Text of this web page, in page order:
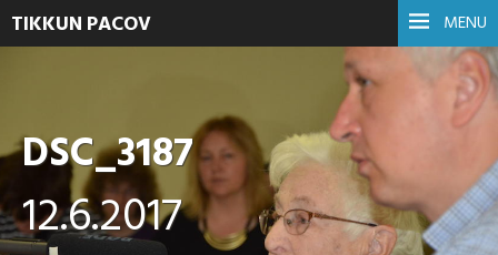
MENU
TIKKUN PACOV
DSC_3187
12.6.2017